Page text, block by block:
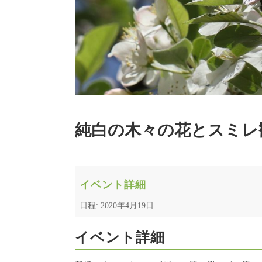
純白の木々の花とスミ
イベント詳細
日程: 2020年4月19日
イベント詳細